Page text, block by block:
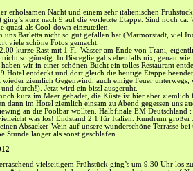
erholsamen Nacht und einem sehr italienischen
ging’s kurz nach 9 auf die vorletzte Etappe. Sind noch
quasi als Cool-down einzuteilen.
uns Barletta nicht so gut gefallen hat (Marmorstadt, viel
viele schöne Fotos gemacht.
kurze Rast mit 1 Fl. Wasser am Ende von Trani,
nicht so günstig. In Bisceglie gabs ebenfalls nix, genau
wir in einer schönen Bucht ein tolles Restaurant
Hotel entdeckt und dort gleich die heutige Etappe
wieder ziemlich Gegenwind, auch einige Feuer
und durch!). Jetzt wird ein bissl ausgeruht.
kurz im Meer gebadet, die Küste ist hier aber ziemlich
dann im Hotel ziemlich einsam zu Abend gegessen uns
an die Poolbar wollten. Halbfinale EM Deutschland
was los! Endstand 2:1 für Italien. Rundrum
Absacker-Wein auf unsere wunderschöne Terrasse
Stunde länger als sonst geschlafen.
vielseitigem Frühstück ging’s um 9.30 Uhr los